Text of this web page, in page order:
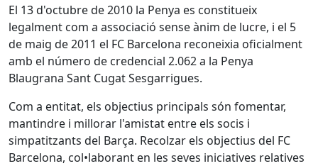
El 13 d'octubre de 2010 la Penya es constitueix
legalment com a associació sense ànim de lucre, i el 5
de maig de 2011 el FC Barcelona reconeixia oficialment
amb el número de credencial 2.062 a la Penya
Blaugrana Sant Cugat Sesgarrigues.
Com a entitat, els objectius principals són fomentar,
mantindre i millorar l'amistat entre els socis i
simpatitzants del Barça. Recolzar els objectius del FC
Barcelona, col•laborant en les seves iniciatives relatives